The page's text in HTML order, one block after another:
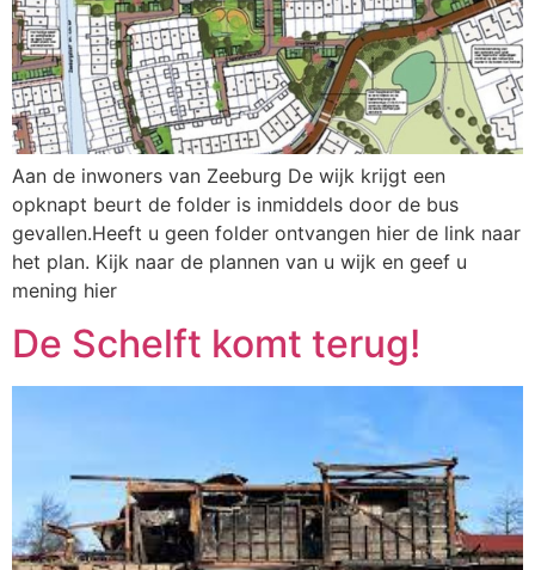
Aan de inwoners van Zeeburg De wijk krijgt een
opknapt beurt de folder is inmiddels door de bus
gevallen.Heeft u geen folder ontvangen hier de link naar
het plan. Kijk naar de plannen van u wijk en geef u
mening hier
De Schelft komt terug!